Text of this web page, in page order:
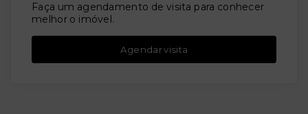
Faça um agendamento de visita para conhecer
melhor o imóvel.
Agendar visita